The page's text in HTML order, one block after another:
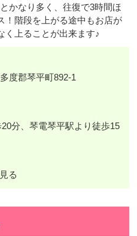
かなり多く、往復で3時間ほ
！階段を上がる途中もお店が
く上ることが出来ます♪
度郡琴平町892-1
分、琴電琴平駅より徒歩15
る